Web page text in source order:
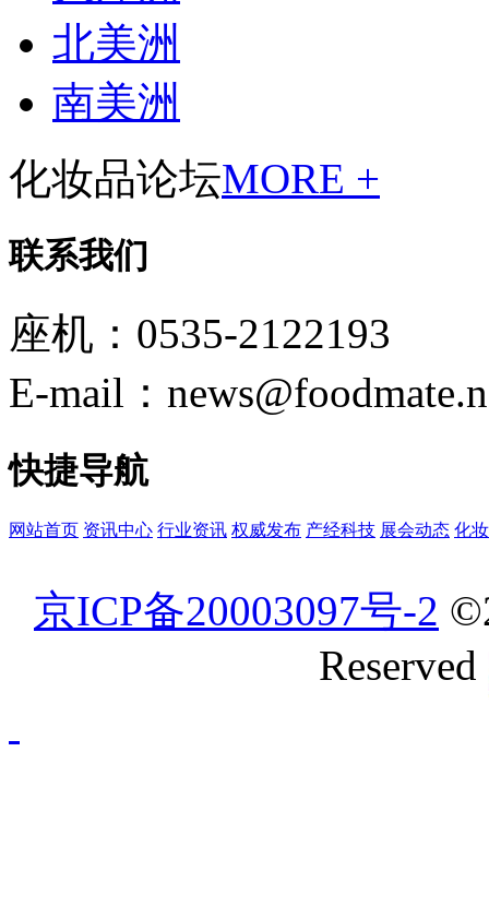
北美洲
南美洲
化妆品论坛MORE +
联系我们
座机：0535-2122193
E-mail：
快捷导航
网站首页 资讯中心 行业资讯 权威发布 产经科技 展会动态 化
京ICP备20003097号-2
Reserved